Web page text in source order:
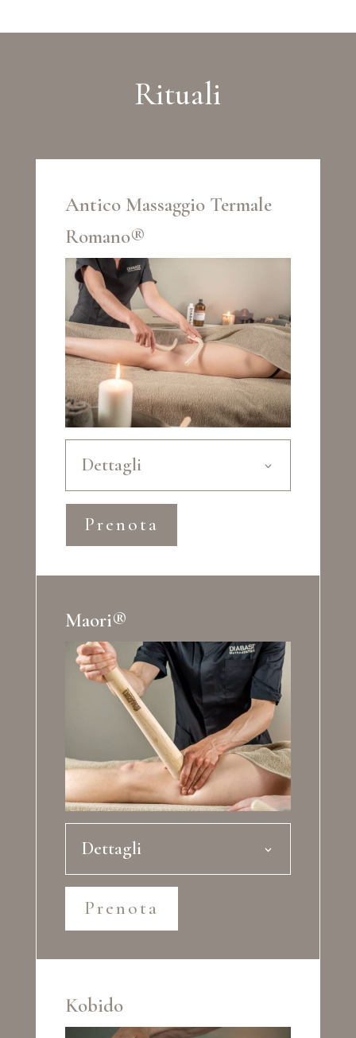
Rituali
Antico Massaggio Termale
Romano®
Dettagli
Prenota
Maori®
Dettagli
Prenota
Kobido